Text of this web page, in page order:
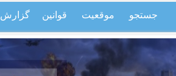
جستجو موقعیت قوانین گزارش